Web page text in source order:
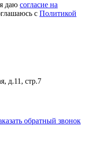
даю согласие на
с Политикой
д.11, стр.7
обратный звонок